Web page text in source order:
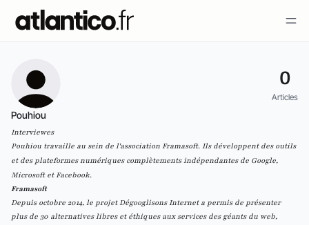
0
Articles
Pouhiou
Interviewes
Pouhiou travaille au sein de l'association Framasoft. Ils développent des outils
et des plateformes numériques complètements indépendantes de Google,
Microsoft et Facebook.
Framasoft
Depuis octobre 2014, le projet Dégooglisons Internet a permis de présenter
plus de 30 alternatives libres et éthiques aux services des géants du web,